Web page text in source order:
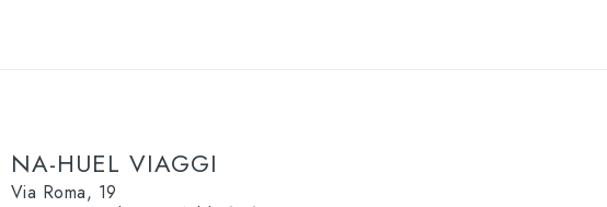
NA-HUEL VIAGGI
Via Roma, 19